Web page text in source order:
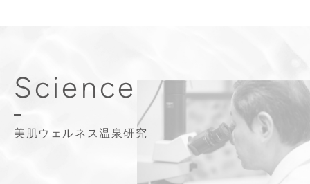
Science
美肌ウェルネス温泉研究